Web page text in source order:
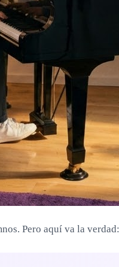
Pero aquí va la verdad: